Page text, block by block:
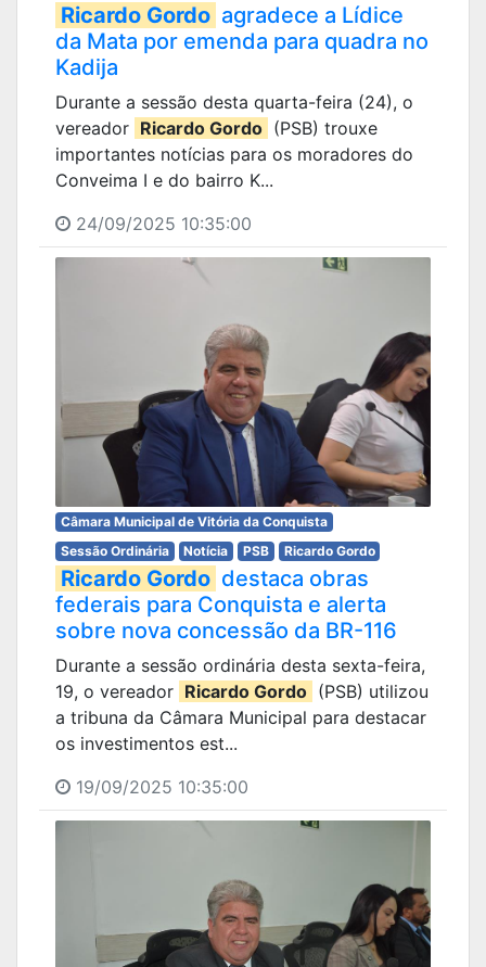
Ricardo Gordo agradece a Lídice
da Mata por emenda para quadra no
Kadija
Durante a sessão desta quarta-feira (24), o
vereador Ricardo Gordo (PSB) trouxe
importantes notícias para os moradores do
Conveima I e do bairro K...
24/09/2025 10:35:00
Câmara Municipal de Vitória da Conquista
Sessão Ordinária
Notícia PSB Ricardo Gordo
Ricardo Gordo destaca obras
federais para Conquista e alerta
sobre nova concessão da BR-116
Durante a sessão ordinária desta sexta-feira,
19, o vereador Ricardo Gordo (PSB) utilizou
a tribuna da Câmara Municipal para destacar
os investimentos est...
19/09/2025 10:35:00